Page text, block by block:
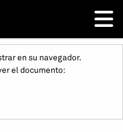
en su navegador.
el documento: